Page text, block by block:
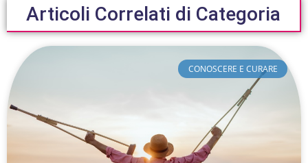
Articoli Correlati di Categoria
CONOSCERE E CURARE